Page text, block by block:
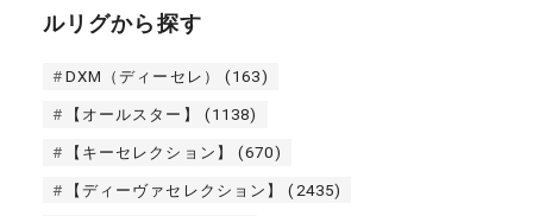
ルリグから探す
DXM（ディーセレ） (163)
【オールスター】 (1138)
【キーセレクション】 (670)
【ディーヴァセレクション】 (2435)